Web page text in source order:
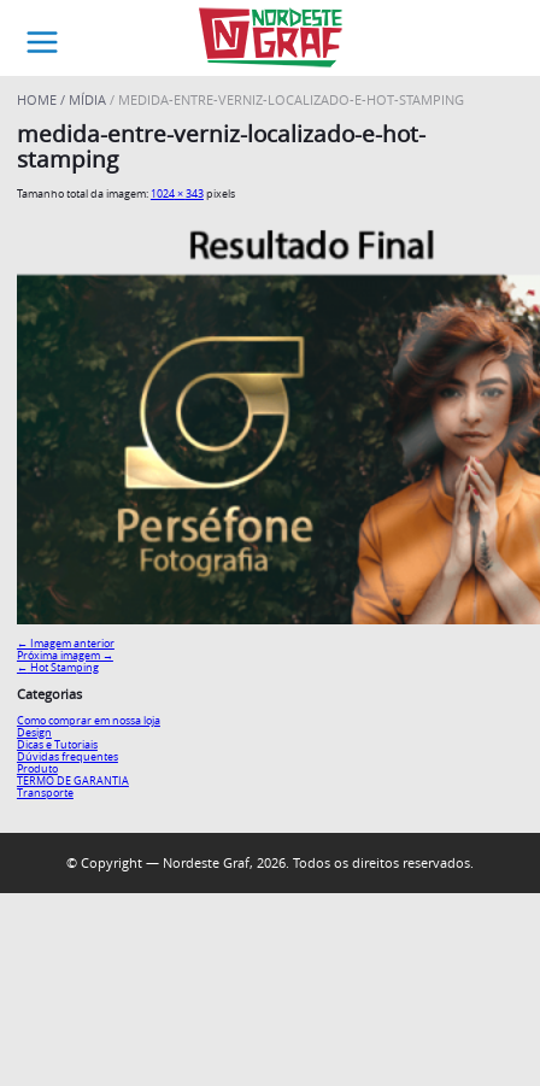
HOME MÍDIA MEDIDA-ENTRE-VERNIZ-LOCALIZADO-E-HOT-STAMPING
medida-entre-verniz-localizado-e-hot-
stamping
Tamanho total da imagem: 1024×343pixels
← Imagem anterior
Próxima imagem →
← Hot Stamping
Categorias
Como comprar em nossa loja
Design
Dicas e Tutoriais
Dúvidas frequentes
Produto
TERMO DE GARANTIA
Transporte
© Copyright — Nordeste Graf, 2026. Todos os direitos reservados.